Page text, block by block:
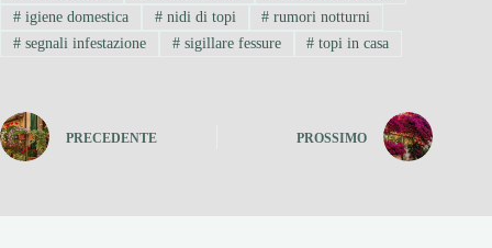
#igiene domestica #nidi di topi # rumori notturni
#segnali infestazione #sigillare fessure # topi in casa
PRECEDENTE PROSSIMO